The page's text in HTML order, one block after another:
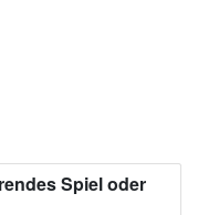
Spiel oder